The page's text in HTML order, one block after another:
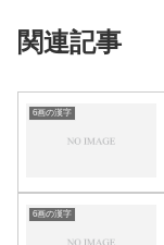
関連記事
6画の漢字
6画の漢字